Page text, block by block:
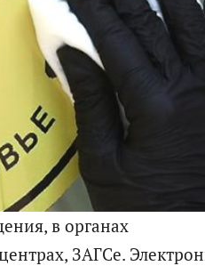
в органах
ЗАГСе.